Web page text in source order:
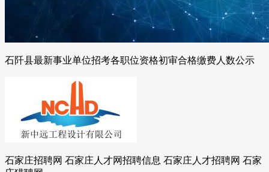
石阡县最新事业单位招考各职位资格初审合格缴费人数公示
石家庄招聘网 石家庄人才网招聘信息 石家庄人才招聘网 石家